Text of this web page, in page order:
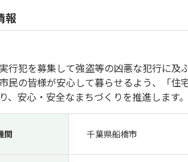
検索
報
行犯を募集して強盗等の凶悪な犯行に
民の皆様が安心して暮らせるよう、「
、安心・安全なまちづくりを推進します。
関 千葉県船橋市